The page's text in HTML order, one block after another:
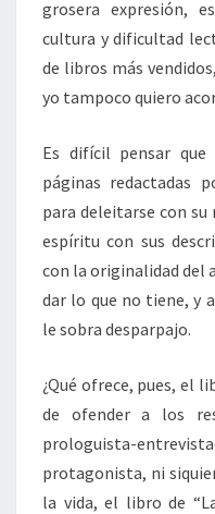
grosera expresión,
cultura y dificultad
de libros más
yo tampoco quiero
Es difícil pensar
páginas redactadas
para deleitarse con
espíritu con sus
con la originalidad del
dar lo que no tiene, y
le sobra desparpajo.
¿Qué ofrece, pues, el
de ofender a los
prologuista-
protagonista, ni
la vida, el libro de